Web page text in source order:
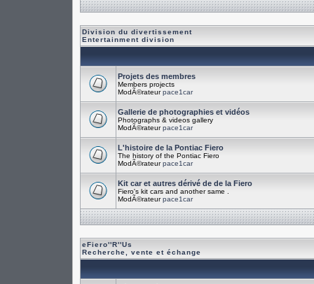
Division du divertissement
Entertainment division
Projets des membres
Members projects
ModÃ©rateurpace1car
Gallerie de photographies et vidéos
Photographs & videos gallery
ModÃ©rateurpace1car
L'histoire de la Pontiac Fiero
The history of the Pontiac Fiero
ModÃ©rateurpace1car
Kit car et autres dérivé de de la Fiero
Fiero's kit cars and another same .
ModÃ©rateurpace1car
eFiero''R''Us
Recherche, vente et échange